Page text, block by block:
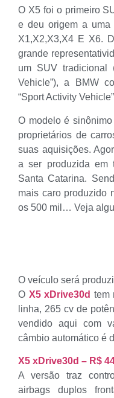
O X5 foi o primeiro
e deu origem a
X1,X2,X3,X4 E X6.
grande
um SUV tradicional
Vehicle”), a BMW
“Sport Activity
O modelo é
proprietários de
suas aquisições.
a ser produzida em
Santa Catarina.
mais caro produzido
os 500 mil… Veja
O veículo será
O X5 xDrive30d tem
linha, 265 cv de
vendido aqui com
câmbio automático é
X5 xDrive30d – R$
A versão traz
airbags duplos